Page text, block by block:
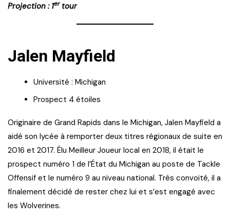
Projection : 1ertour
Jalen Mayfield
Université : Michigan
Prospect 4 étoiles
Originaire de Grand Rapids dans le Michigan, Jalen Mayfield a
aidé son lycée à remporter deux titres régionaux de suite en
2016 et 2017. Élu Meilleur Joueur local en 2018, il était le
prospect numéro 1 de l’État du Michigan au poste de Tackle
Offensif et le numéro 9 au niveau national. Très convoité, il a
finalement décidé de rester chez lui et s’est engagé avec
les Wolverines.